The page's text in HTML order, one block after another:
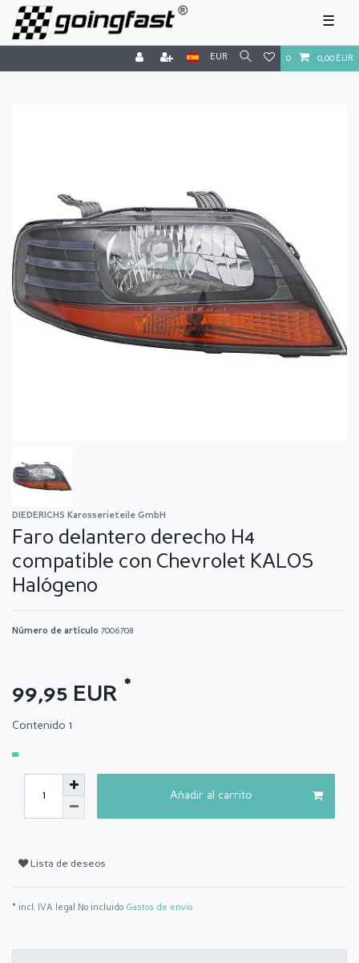
☰
EUR 0 0,00 EUR
DIEDERICHS Karosserieteile GmbH
Faro delantero derecho H4
compatible con Chevrolet KALOS
Halógeno
Número de artículo 7006708
99,95 EUR *
Contenido 1
Añadir al carrito
Lista de deseos
* incl. IVA legal No incluido Gastos de envío